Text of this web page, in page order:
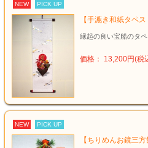
NEW PICK UP
【手漉き和紙タペ
縁起の良い宝船のタペ
価格： 13,200円(税
NEW PICK UP
【ちりめんお鏡三